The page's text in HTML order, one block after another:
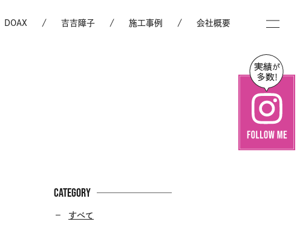
DOAX 吉吉障子 施工事例 会社概要
CATEGORY
すべて